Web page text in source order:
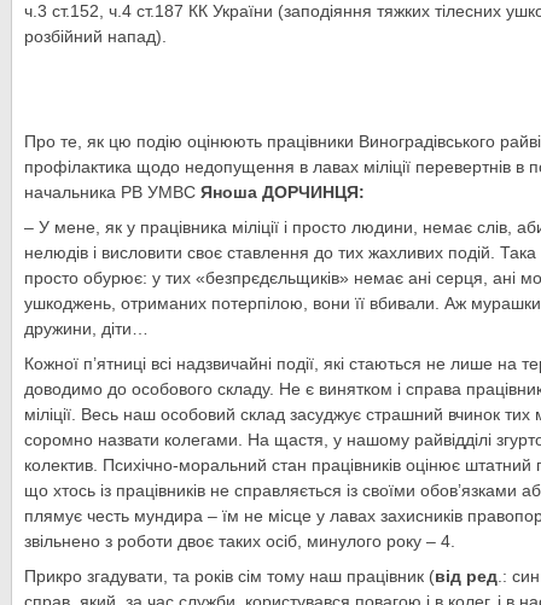
ч.3 ст.152, ч.4 ст.187 КК України (заподіяння тяжких тілесних
розбійний напад).
Про те, як цю подію оцінюють працівники Виноградівського
профілактика щодо недопущення в лавах міліції перевертнів в
начальника РВ УМВС Яноша ДОРЧИНЦЯ:
– У мене, як у працівника міліції і просто людини, немає слів,
нелюдів і висловити своє ставлення до тих жахливих подій. Така
просто обурює: у тих «безпрєдєльщиків» немає ані серця, ані
ушкоджень, отриманих потерпілою, вони її вбивали. Аж
дружини, діти…
Кожної п’ятниці всі надзвичайні події, які стаються не лише на
доводимо до особового складу. Не є винятком і справа
міліції. Весь наш особовий склад засуджує страшний вчинок тих
соромно назвати колегами. На щастя, у нашому райвідділі
колектив. Психічно-моральний стан працівників оцінює
що хтось із працівників не справляється із своїми обов’язками
плямує честь мундира – їм не місце у лавах захисників
звільнено з роботи двоє таких осіб, минулого року – 4.
Прикро згадувати, та років сім тому наш працівник (від ред .: